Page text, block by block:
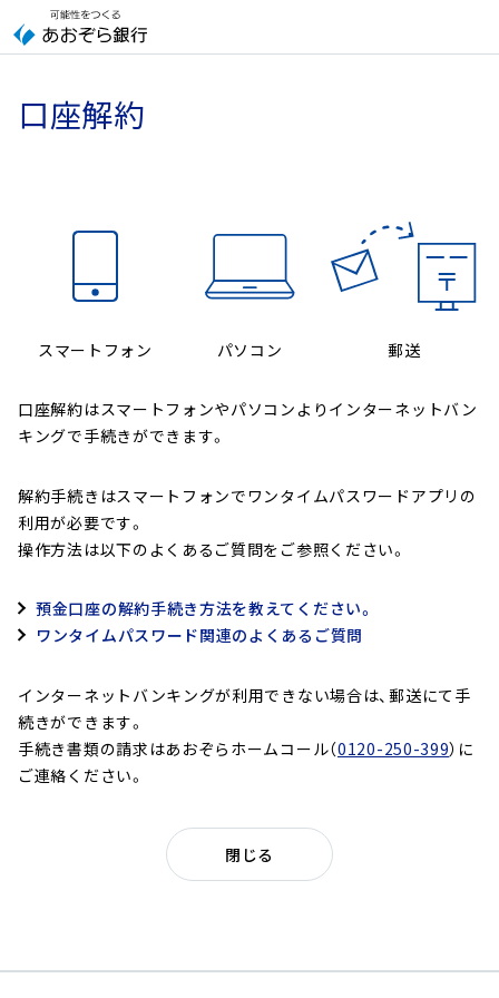
口座解約
スマートフォン パソコン 郵送
口座解約はスマートフォンやパソコンよりインターネットバン
キングで手続きができます。
解約手続きはスマートフォンでワンタイムパスワードアプリの
利用が必要です。
操作方法は以下のよくあるご質問をご参照ください。
預金口座の解約手続き方法を教えてください。
ワンタイムパスワード関連のよくあるご質問
インターネットバンキングが利用できない場合は、郵送にて手
続きができます。
手続き書類の請求はあおぞらホームコール（0120-250-399）に
ご連絡ください。
閉じる